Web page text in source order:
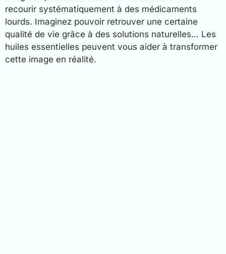
recourir systématiquement à des médicaments
lourds. Imaginez pouvoir retrouver une certaine
qualité de vie grâce à des solutions naturelles… Les
huiles essentielles peuvent vous aider à transformer
cette image en réalité.